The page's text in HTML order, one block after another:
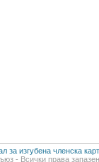
за изгубена членска
- Всички права